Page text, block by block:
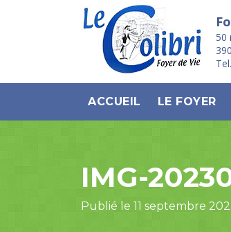
50
ACCUEIL LE FOYER
IMG-
Publié le 11 septembre